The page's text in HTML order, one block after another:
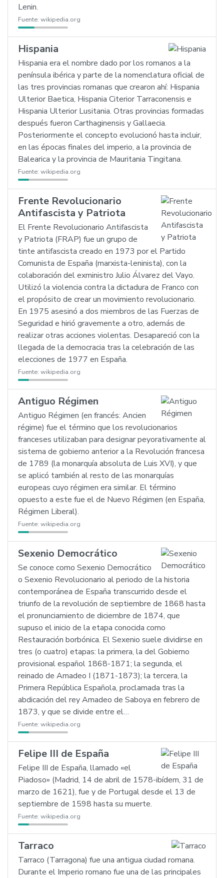
Lenin.
Fuente: wikipedia.org
Hispania
Hispania era el nombre dado por los romanos a la
península ibérica y parte de la nomenclatura oficial de
las tres provincias romanas que crearon ahí: Hispania
Ulterior Baetica, Hispania Citerior Tarraconensis e
Hispania Ulterior Lusitania. Otras provincias formadas
después fueron Carthaginensis y Gallaecia.
Posteriormente el concepto evolucionó hasta incluir,
en las épocas finales del imperio, a la provincia de
Balearica y la provincia de Mauritania Tingitana.
Fuente: wikipedia.org
Frente Revolucionario
Antifascista y Patriota
El Frente Revolucionario Antifascista
y Patriota (FRAP) fue un grupo de
tinte antifascista creado en 1973 por el Partido
Comunista de España (marxista-leninista), con la
colaboración del exministro Julio Álvarez del Vayo.
Utilizó la violencia contra la dictadura de Franco con
el propósito de crear un movimiento revolucionario.
En 1975 asesinó a dos miembros de las Fuerzas de
Seguridad e hirió gravemente a otro, además de
realizar otras acciones violentas. Desapareció con la
llegada de la democracia tras la celebración de las
elecciones de 1977 en España.
Fuente: wikipedia.org
Antiguo Régimen
Antiguo Régimen (en francés: Ancien
régime) fue el término que los revolucionarios
franceses utilizaban para designar peyorativamente al
sistema de gobierno anterior a la Revolución francesa
de 1789 (la monarquía absoluta de Luis XVI), y que
se aplicó también al resto de las monarquías
europeas cuyo régimen era similar. El término
opuesto a este fue el de Nuevo Régimen (en España,
Régimen Liberal).
Fuente: wikipedia.org
Sexenio Democrático
Se conoce como Sexenio Democrático
o Sexenio Revolucionario al periodo de la historia
contemporánea de España transcurrido desde el
triunfo de la revolución de septiembre de 1868 hasta
el pronunciamiento de diciembre de 1874, que
supuso el inicio de la etapa conocida como
Restauración borbónica. El Sexenio suele dividirse en
tres (o cuatro) etapas: la primera, la del Gobierno
provisional español 1868-1871; la segunda, el
reinado de Amadeo I (1871-1873); la tercera, la
Primera República Española, proclamada tras la
abdicación del rey Amadeo de Saboya en febrero de
1873, y que se divide entre el…
Fuente: wikipedia.org
Felipe III de España
Felipe III de España, llamado «el
Piadoso» (Madrid, 14 de abril de 1578-ibídem, 31 de
marzo de 1621), fue y de Portugal desde el 13 de
septiembre de 1598 hasta su muerte.
Fuente: wikipedia.org
Tarraco
Tarraco (Tarragona) fue una antigua ciudad romana.
Durante el Imperio romano fue una de las principales